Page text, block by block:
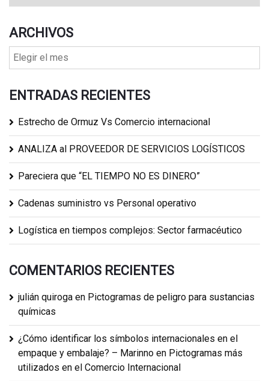
ARCHIVOS
ENTRADAS RECIENTES
Estrecho de Ormuz Vs Comercio internacional
ANALIZA al PROVEEDOR DE SERVICIOS LOGÍSTICOS
Pareciera que “EL TIEMPO NO ES DINERO”
Cadenas suministro vs Personal operativo
Logística en tiempos complejos: Sector farmacéutico
COMENTARIOS RECIENTES
julián quiroga en Pictogramas de peligro para sustancias
químicas
¿Cómo identificar los símbolos internacionales en el
empaque y embalaje? – Marinno en Pictogramas más
utilizados en el Comercio Internacional